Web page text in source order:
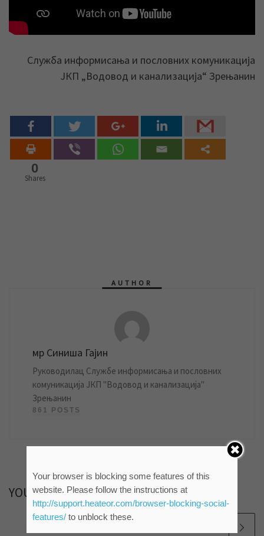
Служба информисања и пословних комуникација
ЈКП „Водовод и канализација“ Зрењанин
0
Shares
AUTHOR
мр Синиша Гајин
Руководилац Службе информисања и пословних
комуникација ЈКП "Водовод и канализација"
Зрењанин
861 POSTS
YOU MAY ALSO LIKE
Your browser is blocking some features of this
website. Please follow the instructions at
http://support.heateor.com/browser-blocking-social-
features/to unblock these.